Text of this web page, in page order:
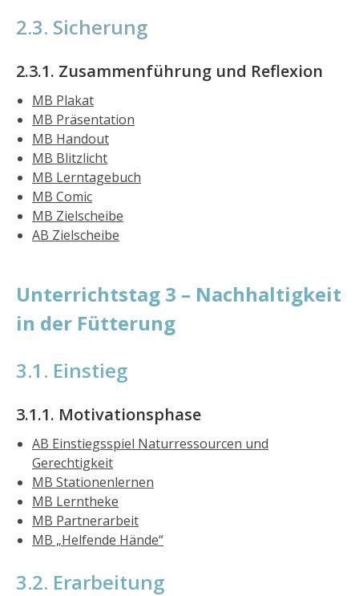
2.3. Sicherung
2.3.1. Zusammenführung und Reflexion
MB Plakat
MB Präsentation
MB Handout
MB Blitzlicht
MB Lerntagebuch
MB Comic
MB Zielscheibe
AB Zielscheibe
Unterrichtstag 3 – Nachhaltigkeit
in der Fütterung
3.1. Einstieg
3.1.1. Motivationsphase
AB Einstiegsspiel Naturressourcen und
Gerechtigkeit
MB Stationenlernen
MB Lerntheke
MB Partnerarbeit
MB „Helfende Hände“
3.2. Erarbeitung